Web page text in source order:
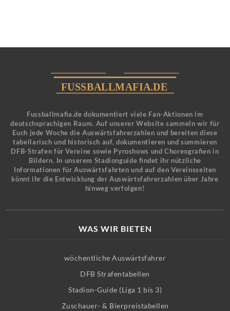
Fussballmafia.de dokumentiert viele Fan-Aktionen im
deutschsprachigen Raum. Auf unserer Website sammeln wir für
Euch jede Woche die Auswärtsfahrerzahlen und bereiten diese
tabellarisch und historisch auf, dokumentieren und summieren
DFB-Strafen für Vereine sowie Pyroshows und Choreografien in
Bildern. In unserem Stadionguide findet ihr nützliche
Informationen für Auswärtsfahrten und auf den Vereinsseiten
könnt ihr die Entwicklung der Auswärtsfahrerzahlen über Jahre
hinweg verfolgen!
WAS WIR BIETEN
wöchentliche Auswärtsfahrer
DFB Strafentabellen
Stadion-Guide (Liga 1 bis 3)
Zuschauer- & Bierpreistabellen